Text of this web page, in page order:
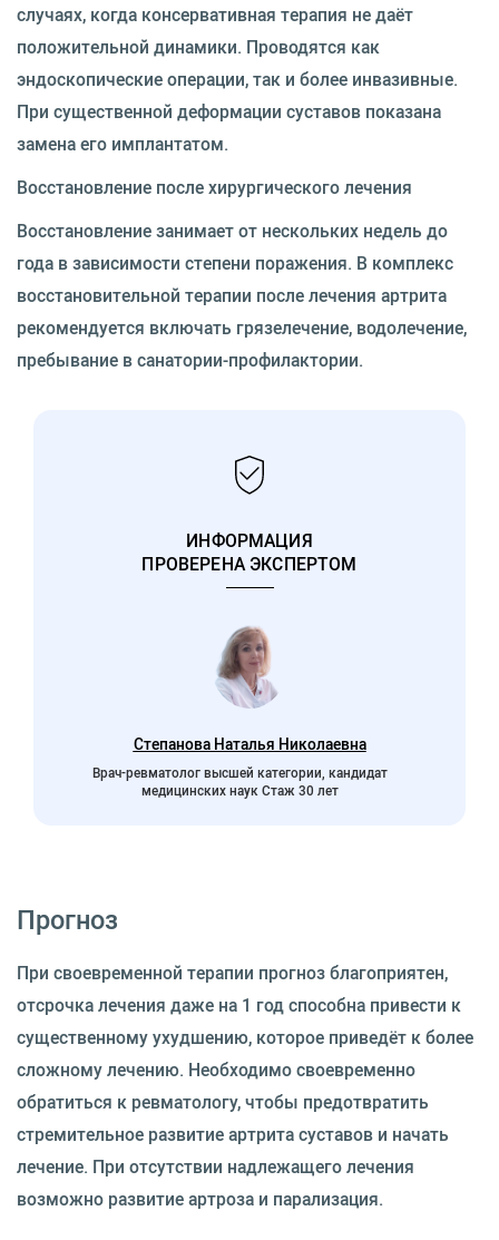
случаях, когда консервативная терапия не даёт
положительной динамики. Проводятся как
эндоскопические операции, так и более инвазивные.
При существенной деформации суставов показана
замена его имплантатом.
Восстановление после хирургического лечения
Восстановление занимает от нескольких недель до
года в зависимости степени поражения. В комплекс
восстановительной терапии после лечения артрита
рекомендуется включать грязелечение, водолечение,
пребывание в санатории-профилактории.
ИНФОРМАЦИЯ
ПРОВЕРЕНА ЭКСПЕРТОМ
Степанова Наталья Николаевна
Врач-ревматолог высшей категории, кандидат
медицинских наук Стаж 30 лет
Прогноз
При своевременной терапии прогноз благоприятен,
отсрочка лечения даже на 1 год способна привести к
существенному ухудшению, которое приведёт к более
сложному лечению. Необходимо своевременно
обратиться к ревматологу, чтобы предотвратить
стремительное развитие артрита суставов и начать
лечение. При отсутствии надлежащего лечения
возможно развитие артроза и парализация.